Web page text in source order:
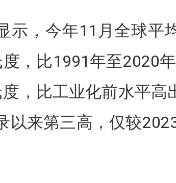
示，今年11月全球平
，比1991年至2020
，比工业化前水平高
以来第三高，仅较